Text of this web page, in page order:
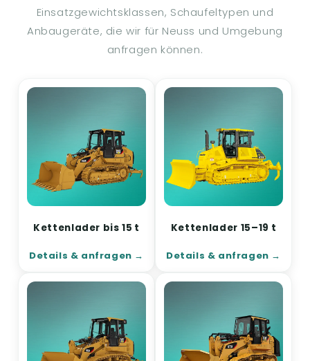
Einsatzgewichtsklassen, Schaufeltypen und
Anbaugeräte, die wir für Neuss und Umgebung
anfragen können.
Kettenlader bis 15 t
Details & anfragen
Kettenlader 15–19 t
Details & anfragen